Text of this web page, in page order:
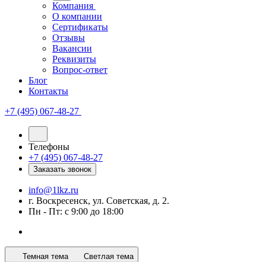
Компания
О компании
Сертификаты
Отзывы
Вакансии
Реквизиты
Вопрос-ответ
Блог
Контакты
+7 (495) 067-48-27
Телефоны
+7 (495) 067-48-27
Заказать звонок
info@1lkz.ru
г. Воскресенск, ул. Советская, д. 2.
Пн - Пт: с 9:00 до 18:00
Темная тема Светлая тема